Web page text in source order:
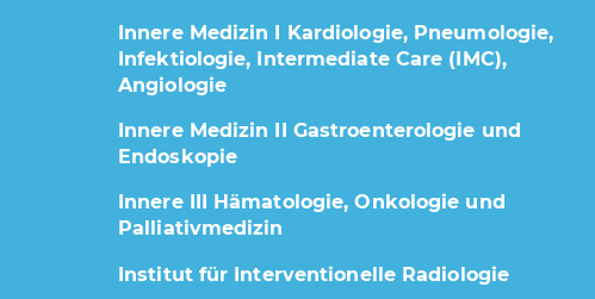
Innere Medizin I Kardiologie, Pneumologie,
Infektiologie, Intermediate Care (IMC),
Angiologie
Innere Medizin II Gastroenterologie und
Endoskopie
Innere III Hämatologie, Onkologie und
Palliativmedizin
Institut für Interventionelle Radiologie